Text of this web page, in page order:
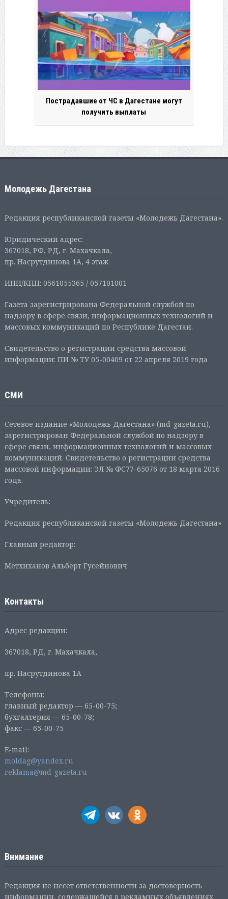
Пострадавшие от ЧС в Дагестане могут
получить выплаты
Молодежь Дагестана
Редакция республиканской газеты «Молодежь Дагестана».
Юридический адрес:
367018, РФ, РД, г. Махачкала,
пр. Насрутдинова 1А, 4 этаж
ИНН/КПП: 0561055365 / 057101001
Газета зарегистрирована Федеральной службой по
надзору в сфере связи, информационных технологий и
массовых коммуникаций по Республике Дагестан.
Свидетельство о регистрации средства массовой
информации: ПИ № ТУ 05-00409 от 22 апреля 2019 года
СМИ
Сетевое издание «Молодежь Дагестана» (md-gazeta.ru),
зарегистрирован Федеральной службой по надзору в
сфере связи, информационных технологий и массовых
коммуникаций. Свидетельство о регистрации средства
массовой информации: ЭЛ № ФС77-65076 от 18 марта 2016
года.
Учредитель:
Редакция республиканской газеты «Молодежь Дагестана»
Главный редактор:
Метхиханов Альберт Гусейнович
Контакты
Адрес редакции:
367018, РД, г. Махачкала,
пр. Насрутдинова 1А
Телефоны:
главный редактор — 65-00-75;
бухгалтерия — 65-00-78;
факс — 65-00-75
E-mail:
moldag@yandex.ru
reklama@md-gazeta.ru
Внимание
Редакция не несет ответственности за достоверность
информации, содержащейся в рекламных объявлениях.